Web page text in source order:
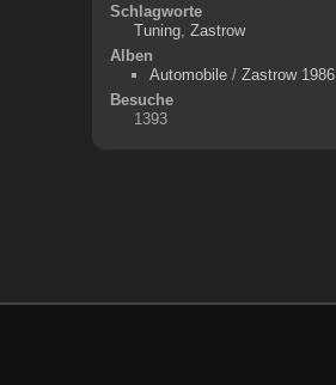
Schlagworte
Tuning, Zastrow
Alben
Automobile/ Zastrow 1986
Besuche
1393